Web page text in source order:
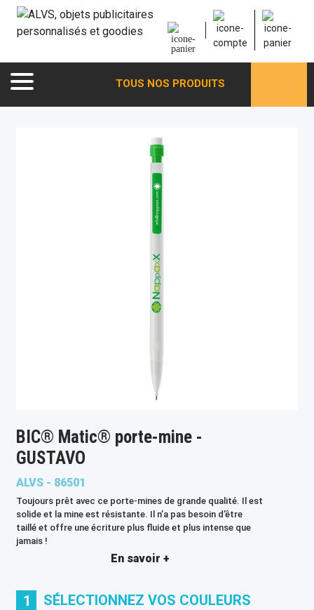
TOUS NOS PRODUITS
BIC® Matic® porte-mine -
GUSTAVO
ALVS - 86501
Toujours prêt avec ce porte-mines de grande qualité. Il est
solide et la mine est résistante. Il n’a pas besoin d’être
taillé et offre une écriture plus fluide et plus intense que
jamais !
En savoir +
1 SÉLECTIONNEZ VOS COULEURS